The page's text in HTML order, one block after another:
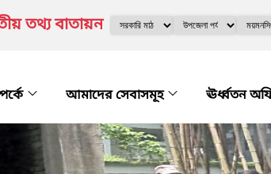
তথ্য বাতায়ন
আমাদের সেবাসমূহ ঊর্ধ্বতন